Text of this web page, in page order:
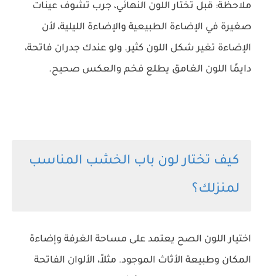
ملاحظة: قبل تختار اللون النهائي، جرب تشوف عينات
صغيرة في الإضاءة الطبيعية والإضاءة الليلية، لأن
الإضاءة تغير شكل اللون كثير. ولو عندك جدران فاتحة،
دايمًا اللون الغامق يطلع فخم والعكس صحيح.
كيف تختار لون باب الخشب المناسب
لمنزلك؟
اختيار اللون الصح يعتمد على مساحة الغرفة وإضاءة
المكان وطبيعة الأثاث الموجود. مثلاً، الألوان الفاتحة